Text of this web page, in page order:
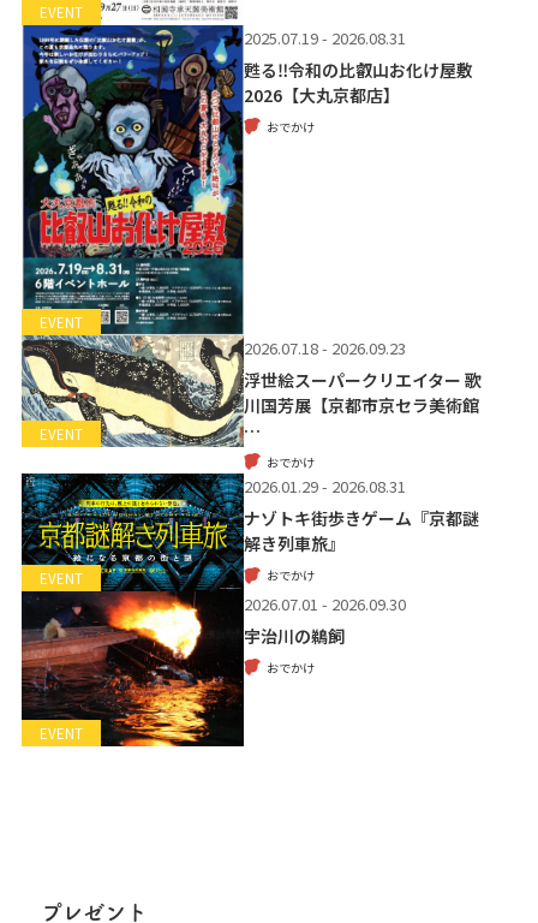
EVENT
EVENT
2025.07.19 - 2026.08.31
甦る‼令和の比叡山お化け屋敷
2026【大丸京都店】
おでかけ
EVENT
2026.07.18 - 2026.09.23
浮世絵スーパークリエイター 歌
川国芳展【京都市京セラ美術館
…
おでかけ
EVENT
2026.01.29 - 2026.08.31
ナゾトキ街歩きゲーム『京都謎
解き列車旅』
おでかけ
EVENT
2026.07.01 - 2026.09.30
宇治川の鵜飼
おでかけ
プレゼント